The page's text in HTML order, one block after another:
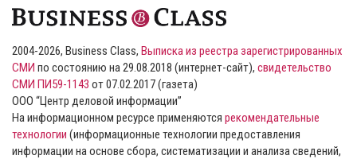
2004-2026, Business Class, Выписка из реестра зарегистрированных
СМИ по состоянию на 29.08.2018 (интернет-сайт), свидетельство
СМИ ПИ59-1143 от 07.02.2017 (газета)
ООО “Центр деловой информации”
На информационном ресурсе применяются рекомендательные
технологии (информационные технологии предоставления
информации на основе сбора, систематизации и анализа сведений,